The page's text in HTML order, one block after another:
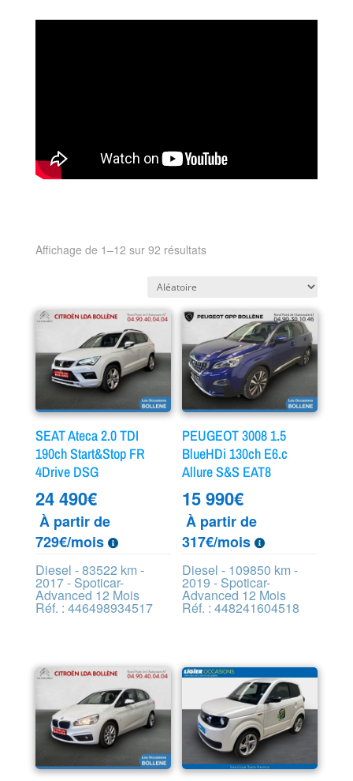
Affichage de 1–12 sur 92 résultats
SEAT Ateca 2.0 TDI
190ch Start&Stop FR
4Drive DSG
24 490€
À partir de
729€/mois
Diesel - 83522 km -
2017 - Spoticar-
Advanced 12 Mois
Réf. : 446498934517
PEUGEOT 3008 1.5
BlueHDi 130ch E6.c
Allure S&S EAT8
15 990€
À partir de
317€/mois
Diesel - 109850 km -
2019 - Spoticar-
Advanced 12 Mois
Réf. : 448241604518